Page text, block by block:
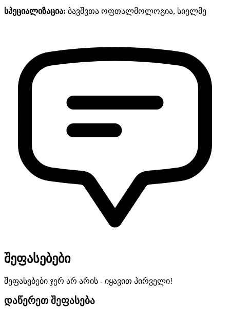
სპეციალიზაცია: ბავშვთა ოფთალმოლოგია, სიელმე
შეფასებები
შეფასებები ჯერ არ არის - იყავით პირველი!
დაწერეთ შეფასება